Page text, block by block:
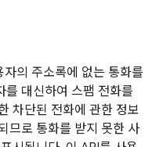
의 주소록에 없는 통화를
를 대신하여 스팸 전화를
차단된 전화에 관한 정보
므로 통화를 받지 못한 사